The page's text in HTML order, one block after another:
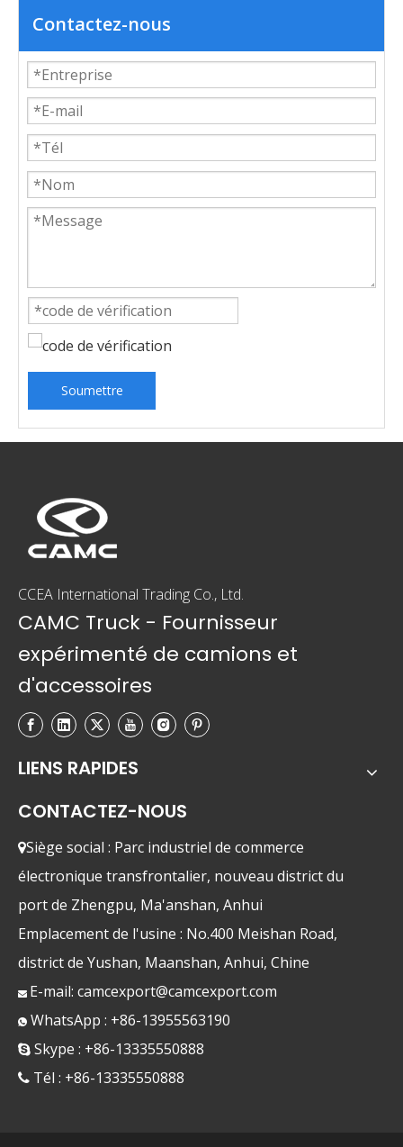
Contactez-nous
Soumettre
CCEA International Trading Co., Ltd.
CAMC Truck - Fournisseur
expérimenté de camions et
d'accessoires
LIENS RAPIDES
CONTACTEZ-NOUS
Siège social : Parc industriel de commerce
électronique transfrontalier, nouveau district du
port de Zhengpu, Ma'anshan, Anhui
Emplacement de l'usine : No.400 Meishan Road,
district de Yushan, Maanshan, Anhui, Chine
 E-mail: camcexport@camcexport.com
 WhatsApp : +86-13955563190
 Skype : +86-13335550888
 Tél : +86-13335550888